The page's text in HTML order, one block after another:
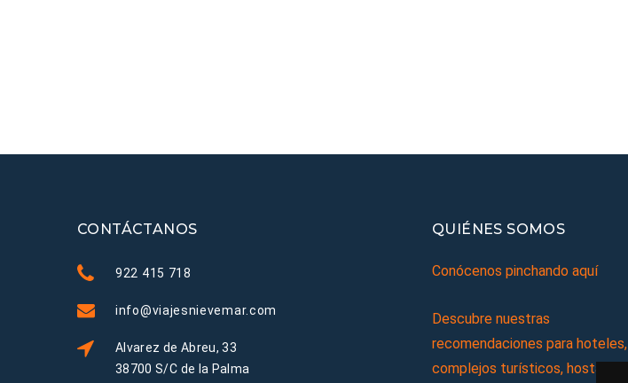
CONTÁCTANOS
922 415 718
info@viajesnievemar.com
Alvarez de Abreu, 33
38700 S/C de la Palma
QUIÉNES SOMOS
Conócenos pinchando aquí
Descubre nuestras
recomendaciones para hoteles,
complejos turísticos, hostales,